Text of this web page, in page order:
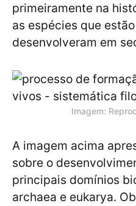
primeiramente na
as espécies que
desenvolveram em
Imagem:
A imagem acima
sobre o
principais domínios
archaea e eukarya.